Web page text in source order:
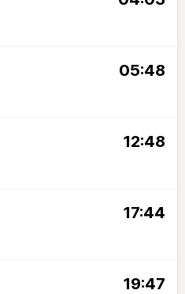
05:48
12:48
17:44
19:47